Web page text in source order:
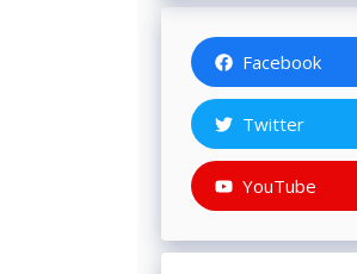
Facebook
Twitter
YouTube